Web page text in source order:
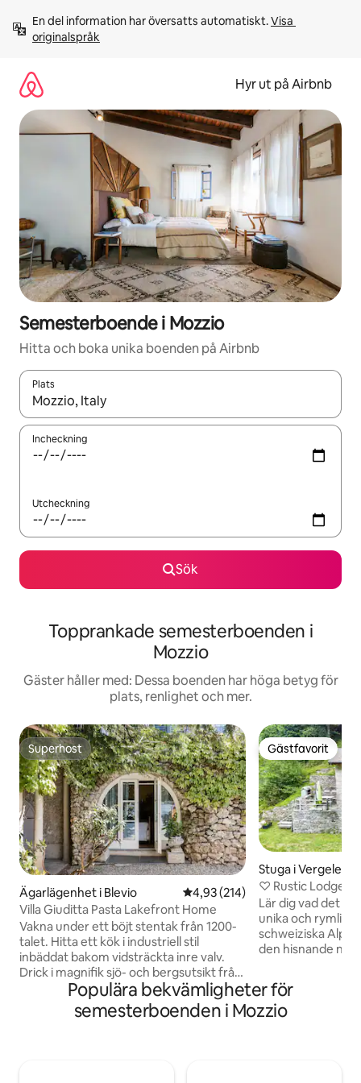
innehåll
En del information har översatts automatiskt. Visa
originalspråk
Hyr ut på Airbnb
Semesterboende i Mozzio
Hitta och boka unika boenden på Airbnb
Plats
När resultaten är tillgängliga kan du navigera med upp- och
Incheckning
Utcheckning
Sök
Topprankade semesterboenden i
Mozzio
Gäster håller med: Dessa boenden har höga betyg för
plats, renlighet och mer.
Superhost
Superhost
Ägarlägenhet i Blevio 4,93 av 5 i genomsnittligt
4,93 (214)
Villa Giuditta Pasta Lakefront Home
Vakna under ett böjt stentak från 1200-
talet. Hitta ett kök i industriell stil
inbäddat bakom vidsträckta inre valv.
Drick i magnifik sjö- och bergsutsikt från
en skuggig hängmatta. Gå rakt in i
Comosjön från soliga
trädgårdsterrasser. CIR: 013026-CNI–
Gästfavorit
Gästfavorit
Stuga i Vergeletto
♡ Rustic Lodge
Bergsutsikt, grill,
Lär dig vad det
unika och rymliga
schweiziska
den hisnande
mysiga
du behöver för
inklusive ett fullt
Populära bekvämligheter för
semesterboenden i Mozzio